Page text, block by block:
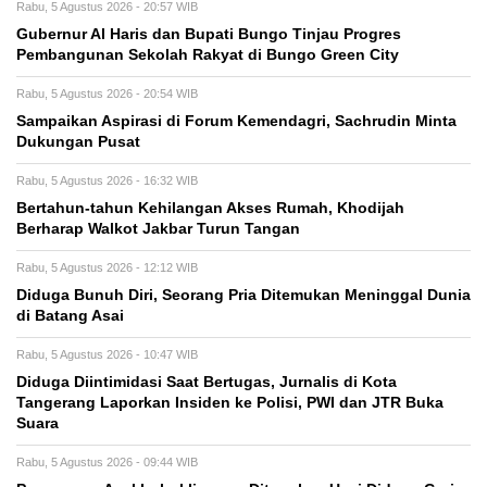
Rabu, 5 Agustus 2026 - 20:57 WIB
​Gubernur Al Haris dan Bupati Bungo Tinjau Progres
Pembangunan Sekolah Rakyat di Bungo Green City
Rabu, 5 Agustus 2026 - 20:54 WIB
Sampaikan Aspirasi di Forum Kemendagri, Sachrudin Minta
Dukungan Pusat
Rabu, 5 Agustus 2026 - 16:32 WIB
Bertahun-tahun Kehilangan Akses Rumah, Khodijah
Berharap Walkot Jakbar Turun Tangan
Rabu, 5 Agustus 2026 - 12:12 WIB
Diduga Bunuh Diri, Seorang Pria Ditemukan Meninggal Dunia
di Batang Asai
Rabu, 5 Agustus 2026 - 10:47 WIB
Diduga Diintimidasi Saat Bertugas, Jurnalis di Kota
Tangerang Laporkan Insiden ke Polisi, PWI dan JTR Buka
Suara
Rabu, 5 Agustus 2026 - 09:44 WIB